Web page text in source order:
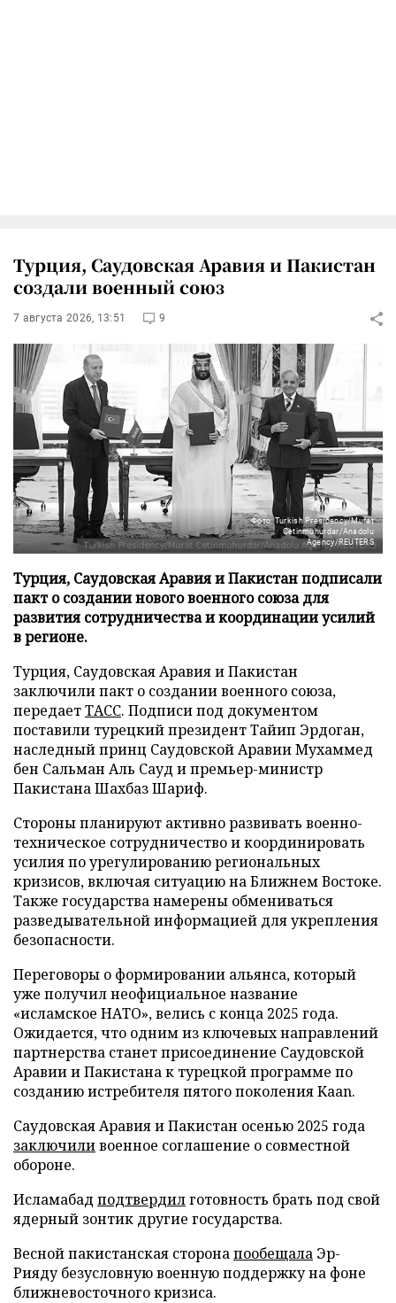
Турция, Саудовская Аравия и Пакистан
создали военный союз
7 августа 2026, 13:51 9
Фото: Turkish Presidency/Murat
Cetinmuhurdar/Anadolu
Agency/REUTERS
Турция, Саудовская Аравия и Пакистан подписали
пакт о создании нового военного союза для
развития сотрудничества и координации усилий
в регионе.
Турция, Саудовская Аравия и Пакистан
заключили пакт о создании военного союза,
передаетТАСС. Подписи под документом
поставили турецкий президент Тайип Эрдоган,
наследный принц Саудовской Аравии Мухаммед
бен Сальман Аль Сауд и премьер-министр
Пакистана Шахбаз Шариф.
Стороны планируют активно развивать военно-
техническое сотрудничество и координировать
усилия по урегулированию региональных
кризисов, включая ситуацию на Ближнем Востоке.
Также государства намерены обмениваться
разведывательной информацией для укрепления
безопасности.
Переговоры о формировании альянса, который
уже получил неофициальное название
«исламское НАТО», велись с конца 2025 года.
Ожидается, что одним из ключевых направлений
партнерства станет присоединение Саудовской
Аравии и Пакистана к турецкой программе по
созданию истребителя пятого поколения Kaan.
Саудовская Аравия и Пакистан осенью 2025 года
заключиливоенное соглашение о совместной
обороне.
Исламабад подтвердилготовность брать под свой
ядерный зонтик другие государства.
Весной пакистанская сторонапообещала Эр-
Рияду безусловную военную поддержку на фоне
ближневосточного кризиса.